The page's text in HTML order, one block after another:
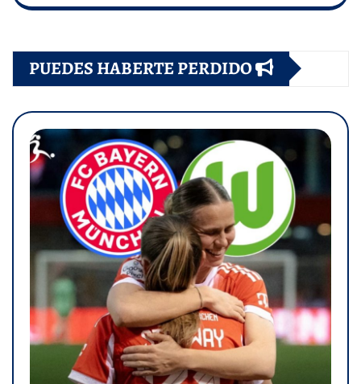
PUEDES HABERTE PERDIDO